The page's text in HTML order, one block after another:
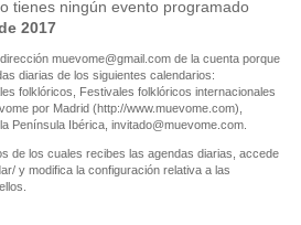
tienes ningún evento programado
2017
muevome@gmail.com de la cuenta porque
diarias de los siguientes calendarios:
folklóricos, Festivales folklóricos internacionales
por Madrid (http://www.muevome.com),
Península Ibérica, invitado@muevome.com
de los cuales recibes las agendas diarias, accede
y modifica la configuración relativa a las